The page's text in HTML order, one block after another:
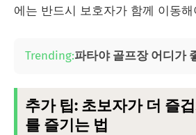
에는 반드시 보호자가 함께 이동해
Trending:파타야 골프장 어디가
추가 팁: 초보자가 더 즐
를 즐기는 법